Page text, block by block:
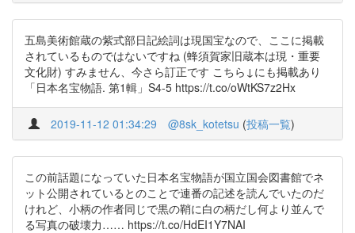
五島美術館蔵の紫式部日記絵詞は現国宝なので、ここに掲載
されているものではないですね (蜂須賀家旧蔵本は現・重要
文化財) すみません、今さら訂正です こちら↓にも掲載あり
「日本名宝物語. 第1輯」S4-5 https://t.co/oWtKS7z2Hx
2019-11-12 01:34:29 @8sk_kotetsu (投稿一覧)
この前話題になっていた日本名宝物語が国立国会図書館でネ
ット公開されているとのことで連番の記述を読んでいたのだ
けれど、小柄の作者同じで黒の鞘に白の柄だし何より並んで
る写真の破壊力…… https://t.co/HdEI1Y7NAI